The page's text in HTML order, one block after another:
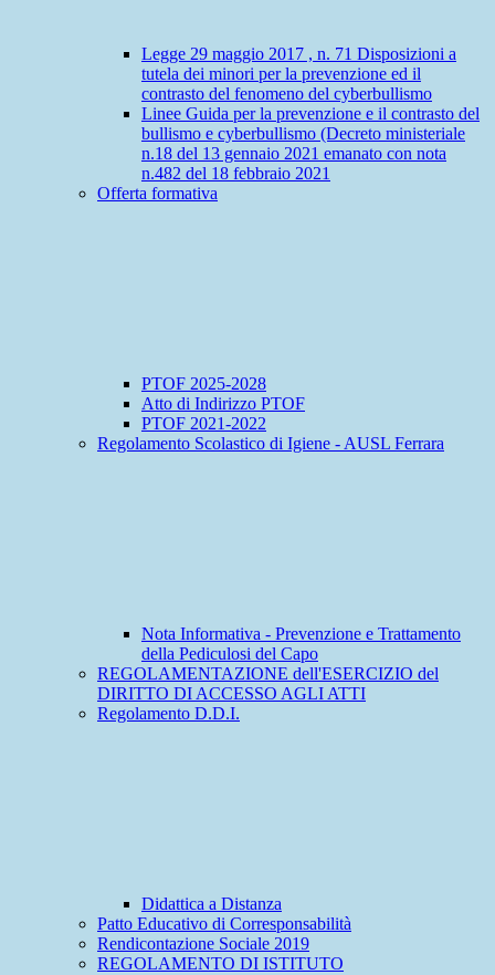
Legge 29 maggio 2017 , n. 71 Disposizioni a
tutela dei minori per la prevenzione ed il
contrasto del fenomeno del cyberbullismo
Linee Guida per la prevenzione e il contrasto del
bullismo e cyberbullismo (Decreto ministeriale
n.18 del 13 gennaio 2021 emanato con nota
n.482 del 18 febbraio 2021
Offerta formativa
PTOF 2025-2028
Atto di Indirizzo PTOF
PTOF 2021-2022
Regolamento Scolastico di Igiene - AUSL Ferrara
Nota Informativa - Prevenzione e Trattamento
della Pediculosi del Capo
REGOLAMENTAZIONE dell'ESERCIZIO del
DIRITTO DI ACCESSO AGLI ATTI
Regolamento D.D.I.
Didattica a Distanza
Patto Educativo di Corresponsabilità
Rendicontazione Sociale 2019
REGOLAMENTO DI ISTITUTO